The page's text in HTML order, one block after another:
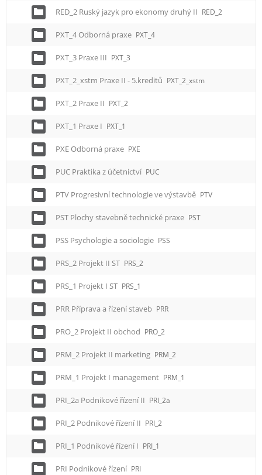
RED_2 Ruský jazyk pro ekonomy druhý II RED_2
PXT_4 Odborná praxe PXT_4
PXT_3 Praxe III PXT_3
PXT_2_xstm Praxe II - 5.kreditů PXT_2_xstm
PXT_2 Praxe II PXT_2
PXT_1 Praxe I PXT_1
PXE Odborná praxe PXE
PUC Praktika z účetnictví PUC
PTV Progresivní technologie ve výstavbě PTV
PST Plochy stavebně technické praxe PST
PSS Psychologie a sociologie PSS
PRS_2 Projekt II ST PRS_2
PRS_1 Projekt I ST PRS_1
PRR Příprava a řízení staveb PRR
PRO_2 Projekt II obchod PRO_2
PRM_2 Projekt II marketing PRM_2
PRM_1 Projekt I management PRM_1
PRI_2a Podnikové řízení II PRI_2a
PRI_2 Podnikové řízení II PRI_2
PRI_1 Podnikové řízení I PRI_1
PRI Podnikové řízení PRI